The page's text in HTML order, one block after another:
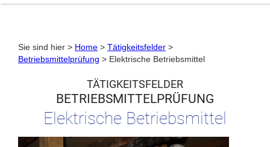
Sie sind hier > Home > Tätigkeitsfelder >
Betriebsmittelprüfung > Elektrische Betriebsmittel
TÄTIGKEITSFELDER
BETRIEBSMITTELPRÜFUNG
Elektrische Betriebsmittel